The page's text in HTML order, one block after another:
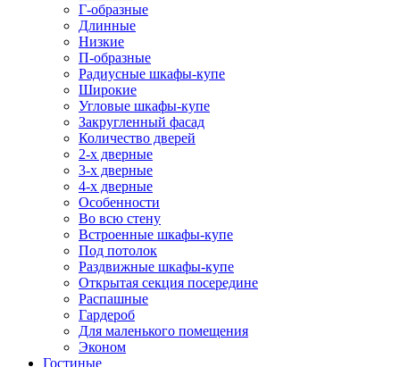
Г-образные
Длинные
Низкие
П-образные
Радиусные шкафы-купе
Широкие
Угловые шкафы-купе
Закругленный фасад
Количество дверей
2-х дверные
3-х дверные
4-х дверные
Особенности
Во всю стену
Встроенные шкафы-купе
Под потолок
Раздвижные шкафы-купе
Открытая секция посередине
Распашные
Гардероб
Для маленького помещения
Эконом
Гостиные